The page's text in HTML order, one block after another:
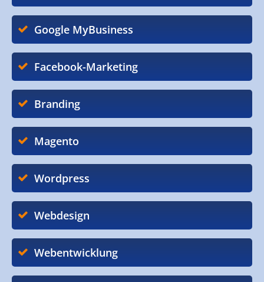
Google MyBusiness
Facebook-Marketing
Branding
Magento
Wordpress
Webdesign
Webentwicklung